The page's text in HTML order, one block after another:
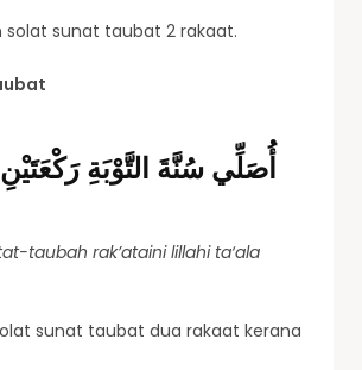
solat sunat taubat 2 rakaat.
أُصَلِّي سُنَّةَ التَّوْبَةِ
taubah rak’ataini lillahi ta‘ala
sunat taubat dua rakaat kerana